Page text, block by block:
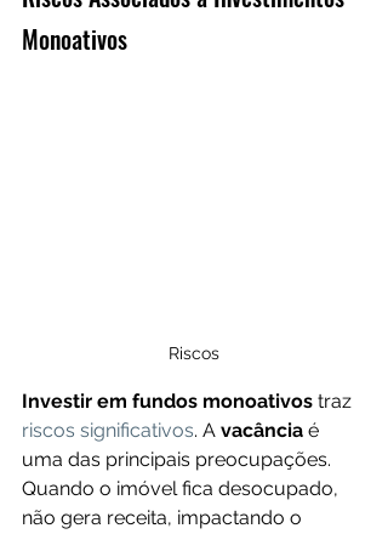
Monoativos
Riscos
Investir em fundos monoativos traz
riscos significativos. A vacância é
uma das principais preocupações.
Quando o imóvel fica desocupado,
não gera receita, impactando o